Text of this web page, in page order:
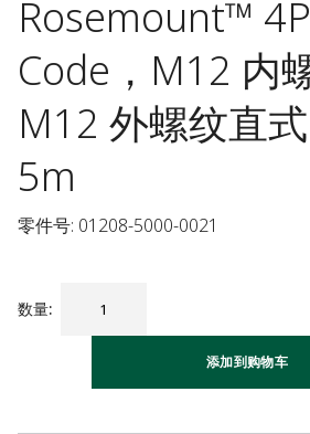
Rosemount™
Code，M12 内
M12 外螺纹直
5m
零件号: 01208-5000-0021
数量:
添加到购物车